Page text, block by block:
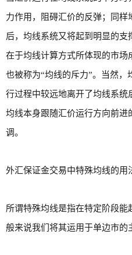
力作用，阻碍汇价的反弹；同
后，均线系统又将起到明显的
在于均线计算方式所体现的市场
也被称为“均线的斥力”。当然
行过程中较远地离开了均线系统
均线本身跟随汇价运行方向前进
调。
外汇保证金交易中特殊均线的用
所谓特殊均线是指在特定阶段
般来说我们将其运用于单边市的